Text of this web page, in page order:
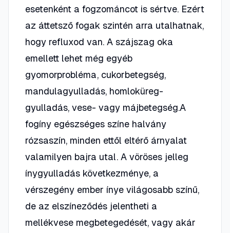
esetenként a fogzománcot is sértve. Ezért
az áttetsző fogak szintén arra utalhatnak,
hogy refluxod van. A szájszag oka
emellett lehet még egyéb
gyomorprobléma, cukorbetegség,
mandulagyulladás, homloküreg-
gyulladás, vese- vagy májbetegség.A
fogíny egészséges színe halvány
rózsaszín, minden ettől eltérő árnyalat
valamilyen bajra utal. A vöröses jelleg
ínygyulladás következménye, a
vérszegény ember ínye világosabb színű,
de az elszíneződés jelentheti a
mellékvese megbetegedését, vagy akár